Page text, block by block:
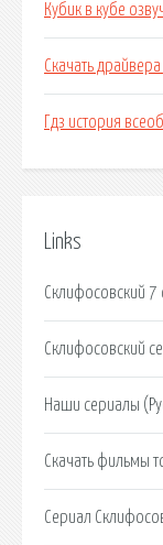
Кубик в кубе
Скачать
Гдз история
Links
Склифосовский 7
Склифосовский
Наши сериалы
Скачать фильмы
Сериал